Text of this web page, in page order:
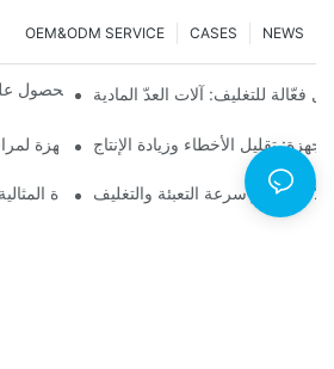
NEWS
CASES
OEM&ODM SERVICE
آلات التعبئة والتغليف بالعد اللولبي
فعّالة للتغليف: آلات العدّ المادية
أفضل آلات تغليف الأجهزة
تقليل الأخطاء وزيادة الإنتاج
آلات التعبئة والتغليف بالعد اللولبي: الأداة
الأثاث: عزز سرعة التعبئة والتغليف